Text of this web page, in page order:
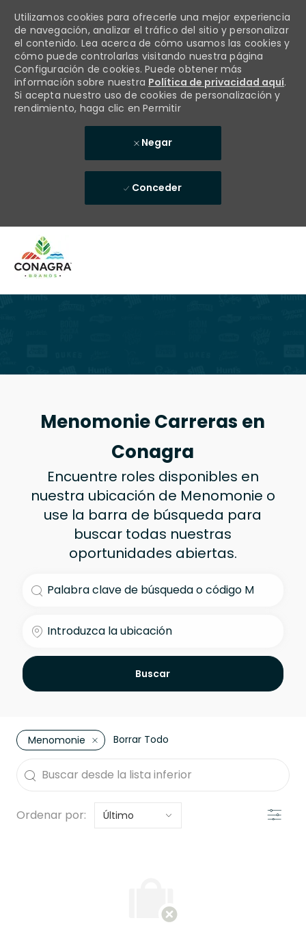
-
Utilizamos cookies para ofrecerle una mejor experiencia
de navegación, analizar el tráfico del sitio y personalizar
el contenido. Lea acerca de cómo usamos las cookies y
cómo puede controlarlas visitando nuestra página
Configuración de cookies. Puede obtener más
información sobre nuestra Política de privacidad aquí.
Si acepta nuestro uso de cookies de personalización y
rendimiento, haga clic en Permitir
Negar
Conceder
Menomonie Carreras en
Conagra
Encuentre roles disponibles en
nuestra ubicación de Menomonie o
use la barra de búsqueda para
buscar todas nuestras
oportunidades abiertas.
Buscar
Menomonie Borrar Todo
the results are updated
Buscar desde la lista inferior
Ordenar por: Filtro